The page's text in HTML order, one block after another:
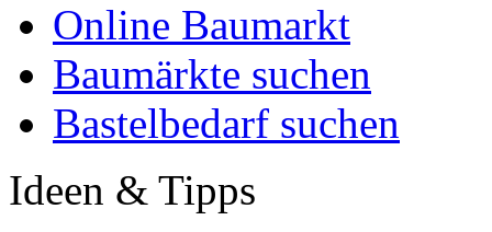
Online Baumarkt
Baumärkte suchen
Bastelbedarf suchen
Ideen & Tipps